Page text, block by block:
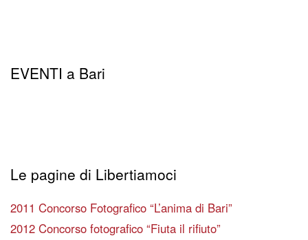
EVENTI a Bari
Le pagine di Libertiamoci
2011 Concorso Fotografico “L’anima di Bari”
2012 Concorso fotografico “Fiuta il rifiuto”